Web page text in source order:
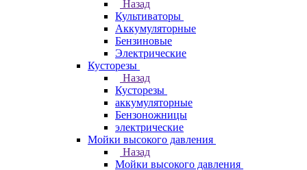
Назад
Культиваторы
Аккумуляторные
Бензиновые
Электрические
Кусторезы
Назад
Кусторезы
аккумуляторные
Бензоножницы
электрические
Мойки высокого давления
Назад
Мойки высокого давления